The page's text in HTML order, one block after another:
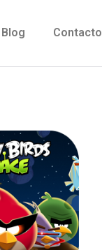
Blog Contacto